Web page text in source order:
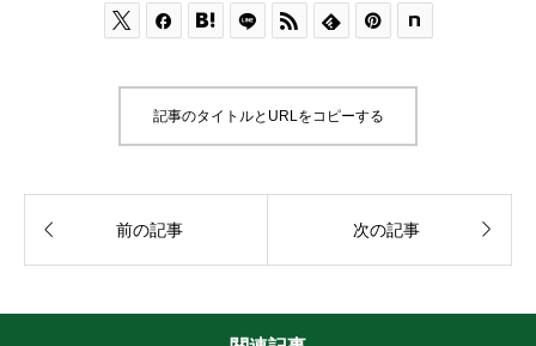
     
記事のタイトルとURLをコピーする
 前の記事 次の記事 